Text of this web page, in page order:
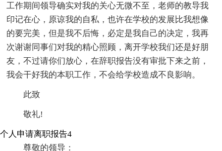
工作期间领导确实对我的关心无微不至，老师的教导我
印记在心，原谅我的自私，也许在学校的发展比我想像
的要完美，但是我不后悔，必定是我自己的决定，我再
次谢谢同事们对我的精心照顾，离开学校我们还是好朋
友，不过请你们放心，在辞职报告没有审批下来之前，
我会干好我的本职工作，不会给学校造成不良影响。
此致
敬礼!
个人申请离职报告4
尊敬的领导：